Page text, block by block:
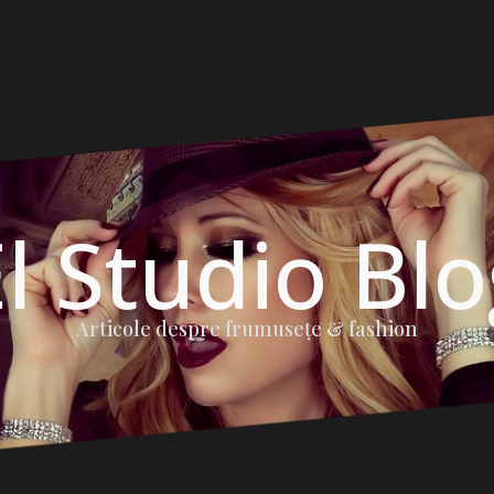
Studio
Articole despre frumuseţe & fashion